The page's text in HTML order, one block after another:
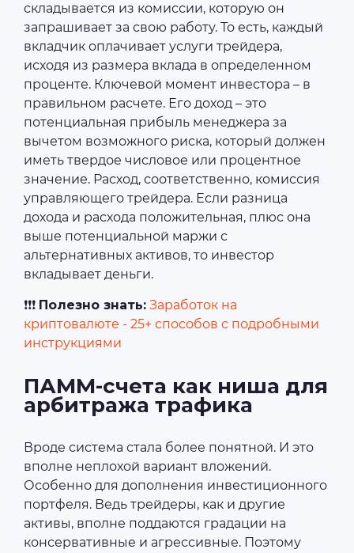
складывается из комиссии, которую он
запрашивает за свою работу. То есть, каждый
вкладчик оплачивает услуги трейдера,
исходя из размера вклада в определенном
проценте. Ключевой момент инвестора – в
правильном расчете. Его доход – это
потенциальная прибыль менеджера за
вычетом возможного риска, который должен
иметь твердое числовое или процентное
значение. Расход, соответственно, комиссия
управляющего трейдера. Если разница
дохода и расхода положительная, плюс она
выше потенциальной маржи с
альтернативных активов, то инвестор
вкладывает деньги.
❗❗❗ Полезно знать: Заработок на
криптовалюте - 25+ способов с подробными
инструкциями
ПАММ-счета как ниша для
арбитража трафика
Вроде система стала более понятной. И это
вполне неплохой вариант вложений.
Особенно для дополнения инвестиционного
портфеля. Ведь трейдеры, как и другие
активы, вполне поддаются градации на
консервативные и агрессивные. Поэтому